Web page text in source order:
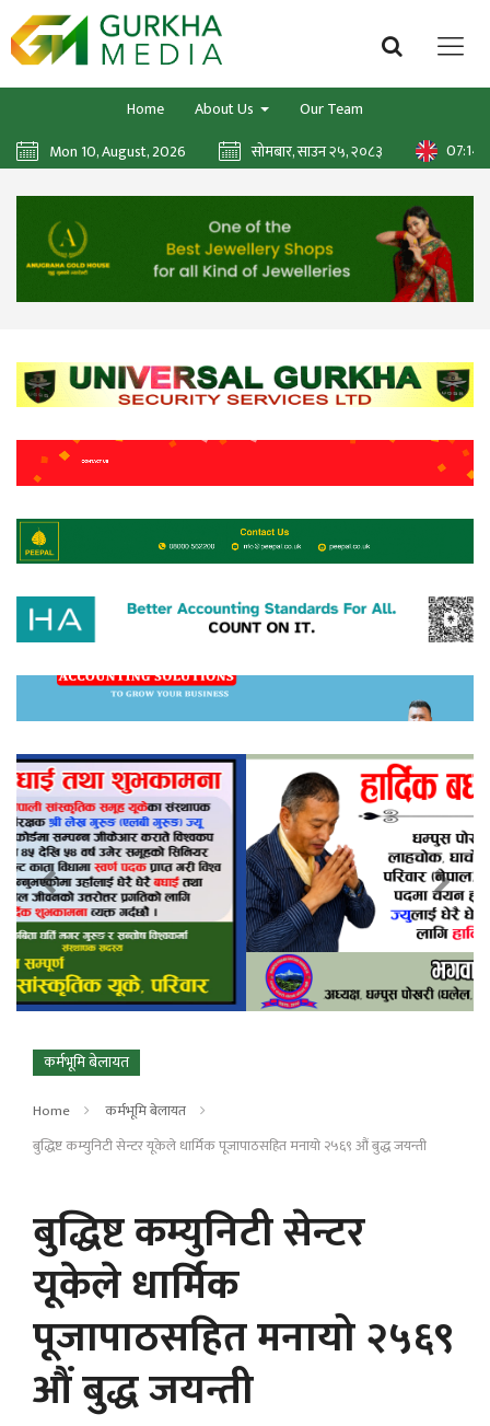
Home About Us
Our Team
Mon 10, August, 2026
सोमबार, साउन २५, २०८३
कर्मभूमि बेलायत
Home
कर्मभूमि बेलायत
बुद्धिष्ट कम्युनिटी सेन्टर यूकेले धार्मिक पूजापाठसहित मनायो २५६९ औं बुद्ध जयन्ती
बुद्धिष्ट कम्युनिटी सेन्टर
यूकेले धार्मिक
पूजापाठसहित मनायो २५६९
औं बुद्ध जयन्ती